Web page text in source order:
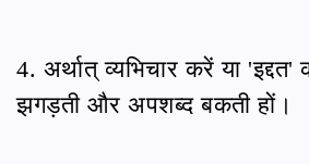
4. अर्थात् व्यभिचार करें या
झगड़ती और अपशब्द बकती हों।